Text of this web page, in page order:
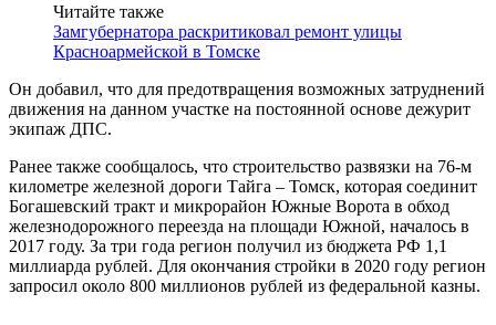
Читайте также
Замгубернатора раскритиковал ремонт улицы
Красноармейской в Томске
Он добавил, что для предотвращения возможных затруднений
движения на данном участке на постоянной основе дежурит
экипаж ДПС.
Ранее также сообщалось, что строительство развязки на 76-м
километре железной дороги Тайга – Томск, которая соединит
Богашевский тракт и микрорайон Южные Ворота в обход
железнодорожного переезда на площади Южной, началось в
2017 году. За три года регион получил из бюджета РФ 1,1
миллиарда рублей. Для окончания стройки в 2020 году регион
запросил около 800 миллионов рублей из федеральной казны.